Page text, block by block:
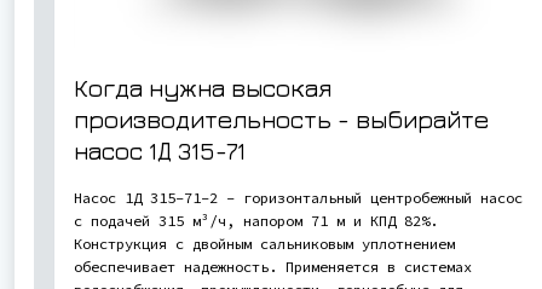
Когда нужна высокая
производительность - выбирайте
насос 1Д 315-71
Насос 1Д 315-71-2 - горизонтальный центробежный насос
с подачей 315 м³/ч, напором 71 м и КПД 82%.
Конструкция с двойным сальниковым уплотнением
обеспечивает надежность. Применяется в системах